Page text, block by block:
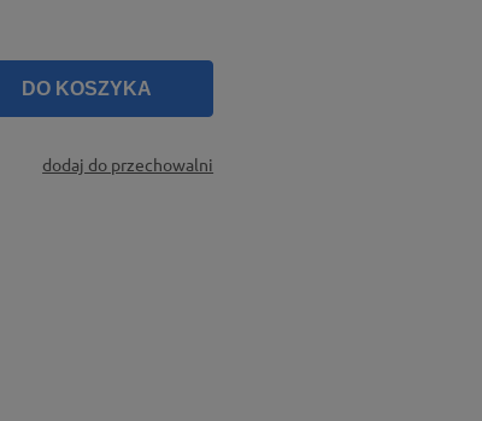
DO KOSZYKA
dodaj do przechowalni